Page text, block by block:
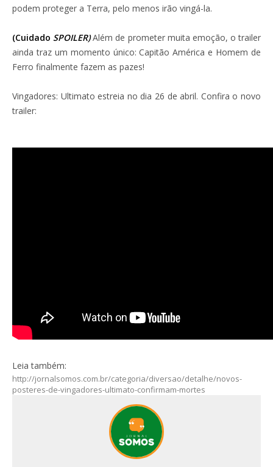
podem proteger a Terra, pelo menos irão vingá-la.
(Cuidado SPOILER)Além de prometer muita emoção, o trailer
ainda traz um momento único: Capitão América e Homem de
Ferro finalmente fazem as pazes!
Vingadores: Ultimato estreia no dia 26 de abril. Confira o novo
trailer:
Leia também:
http://jornalsomos.com.br/categoria/diversao/detalhe/novos-
posteres-de-vingadores-ultimato-confirmam-mortes